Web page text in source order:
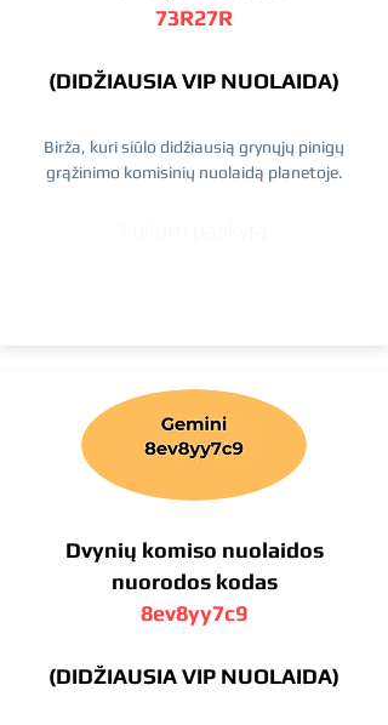
73R27R
(DIDŽIAUSIA VIP NUOLAIDA)
Birža, kuri siūlo didžiausią grynųjų pinigų
grąžinimo komisinių nuolaidą planetoje.
Dvynių komiso nuolaidos
nuorodos kodas
8ev8yy7c9
(DIDŽIAUSIA VIP NUOLAIDA)